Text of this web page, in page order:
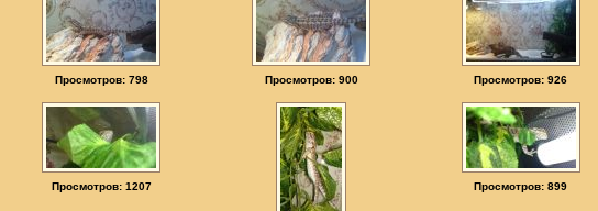
Просмотров: 798 Просмотров: 900 Просмотров: 926
Просмотров: 1207 Просмотров: 899